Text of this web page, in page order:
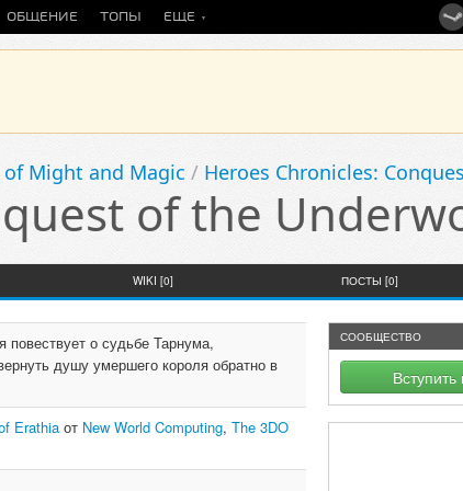
ОБЩЕНИЕ ТОПЫ ЕЩЕ
Might and Magic / Heroes Chronicles:
of the
WIKI [0] ПОСТЫ [0]
повествует о судьбе Тарнума,
душу умершего короля обратно в
Erathia от New World Computing, The 3DO
СООБЩЕСТВО